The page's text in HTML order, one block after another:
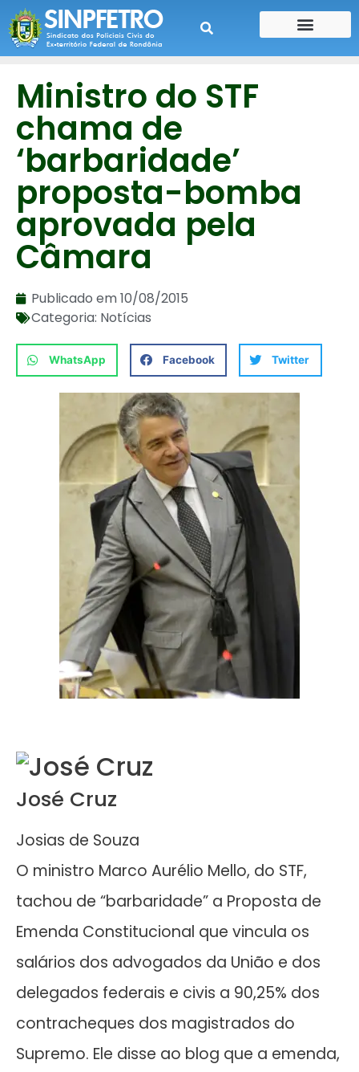
Ministro do STF
chama de
‘barbaridade’
proposta-bomba
aprovada pela
Câmara
Publicado em10/08/2015
Categoria: Notícias
WhatsApp Facebook Twitter
José Cruz
Josias de Souza
O ministro Marco Aurélio Mello, do STF,
tachou de “barbaridade” a Proposta de
Emenda Constitucional que vincula os
salários dos advogados da União e dos
delegados federais e civis a 90,25% dos
contracheques dos magistrados do
Supremo. Ele disse ao blog que a emenda,